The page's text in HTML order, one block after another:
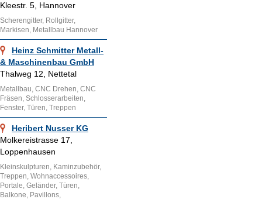
Kleestr. 5, Hannover
Scherengitter, Rollgitter,
Markisen, Metallbau Hannover
Heinz Schmitter Metall-
& Maschinenbau GmbH
Thalweg 12, Nettetal
Metallbau, CNC Drehen, CNC
Fräsen, Schlosserarbeiten,
Fenster, Türen, Treppen
Heribert Nusser KG
Molkereistrasse 17,
Loppenhausen
Kleinskulpturen, Kaminzubehör,
Treppen, Wohnaccessoires,
Portale, Geländer, Türen,
Balkone, Pavillons,